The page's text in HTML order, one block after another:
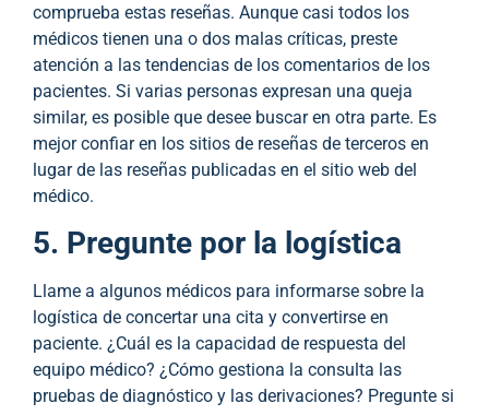
comprueba estas reseñas. Aunque casi todos los
médicos tienen una o dos malas críticas, preste
atención a las tendencias de los comentarios de los
pacientes. Si varias personas expresan una queja
similar, es posible que desee buscar en otra parte. Es
mejor confiar en los sitios de reseñas de terceros en
lugar de las reseñas publicadas en el sitio web del
médico.
5. Pregunte por la logística
Llame a algunos médicos para informarse sobre la
logística de concertar una cita y convertirse en
paciente. ¿Cuál es la capacidad de respuesta del
equipo médico? ¿Cómo gestiona la consulta las
pruebas de diagnóstico y las derivaciones? Pregunte si